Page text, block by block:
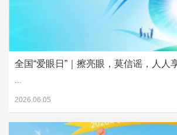
全国“爱眼日”｜擦亮眼，莫信谣，人人
...
2026.06.05